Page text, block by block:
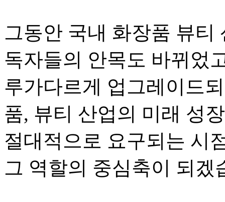
그동안 국내 화장품 뷰티
독자들의 안목도 바뀌었
루가다르게 업그레이드
품, 뷰티 산업의 미래 성
절대적으로 요구되는 시
그 역할의 중심축이 되겠